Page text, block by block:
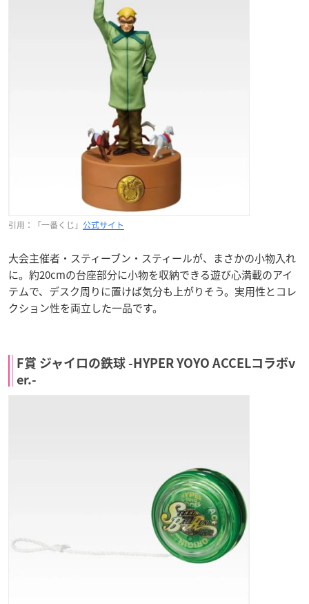
引用：「一番くじ」 公式サイト
大会主催者・スティーブン・スティールが、まさかの小物入れ
に。約20cmの台座部分に小物を収納できる遊び心満載のアイ
テムで、デスク周りに置けば気分も上がりそう。実用性とコレ
クション性を両立した一品です。
F賞 ジャイロの鉄球 -HYPER YOYO ACCELコラボv
er.-